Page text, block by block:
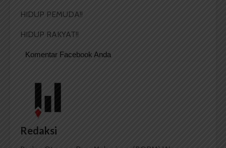
HIDUP PEMUDA!!
HIDUP RAKYAT!!
Komentar Facebook Anda
Redaksi